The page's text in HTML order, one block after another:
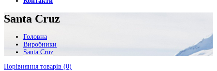
Santa Cruz
Головна
Виробники
Santa Cruz
Порівняння товарів (0)